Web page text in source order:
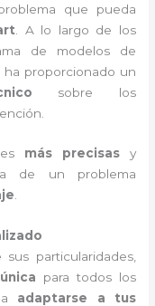
que pueda
. A lo largo de los
de modelos de
ha proporcionado un
sobre los
más precisas y
de un problema
.
sus particularidades,
para todos los
adaptarse a tus